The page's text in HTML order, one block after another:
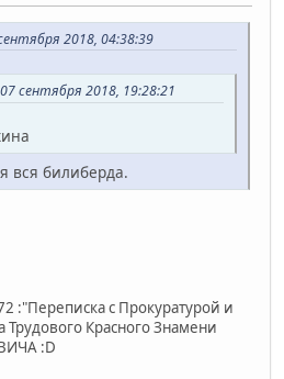
2018, 04:38:39
сентября 2018, 19:28:21
вся билиберда.
:"Переписка с Прокуратурой и
Красного Знамени
:D